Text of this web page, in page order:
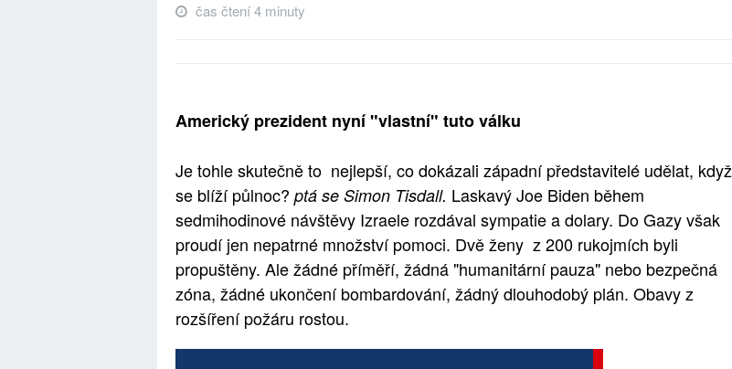
čas čtení 4 minuty
Americký prezident nyní "vlastní" tuto válku
Je tohle skutečně to nejlepší, co dokázali západní představitelé udělat, když
se blíží půlnoc? ptá se Simon Tisdall. Laskavý Joe Biden během
sedmihodinové návštěvy Izraele rozdával sympatie a dolary. Do Gazy však
proudí jen nepatrné množství pomoci. Dvě ženy z 200 rukojmích byli
propuštěny. Ale žádné příměří, žádná "humanitární pauza" nebo bezpečná
zóna, žádné ukončení bombardování, žádný dlouhodobý plán. Obavy z
rozšíření požáru rostou.